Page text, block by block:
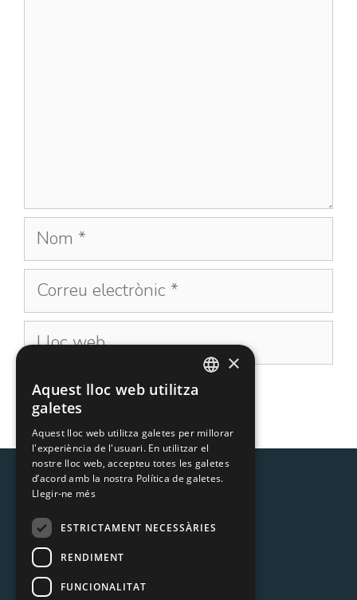
08037 Barcelona
×
Aquest lloc web utilitza
galetes
Aquest lloc web utilitza galetes per millorar
l'experiència de l'usuari. En utilitzar el
nostre lloc web, accepteu totes les galetes
d’acord amb la nostra Política de galetes.
Llegir-ne més
ESTRICTAMENT NECESSÀRIES
RENDIMENT
FUNCIONALITAT